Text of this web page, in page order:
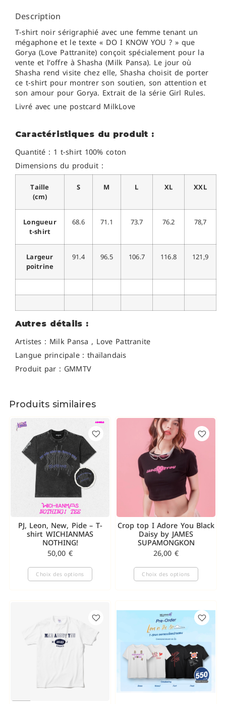
Description
T-shirt noir sérigraphié avec une femme tenant un
mégaphone et le texte « DO I KNOW YOU ? » que
Gorya (Love Pattranite) conçoit spécialement pour la
vente et l’offre à Shasha (Milk Pansa). Le jour où
Shasha rend visite chez elle, Shasha choisit de porter
ce t-shirt pour montrer son soutien, son attention et
son amour pour Gorya. Extrait de la série Girl Rules.
Livré avec une postcard MilkLove
Caractéristiques du produit :
Quantité : 1 t-shirt 100% coton
Dimensions du produit :
Taille
(cm)
S M L XL XXL
Longueur
t-shirt
68.6 71.1 73.7 76.2 78,7
Largeur
poitrine
91.4 96.5 106.7 116.8 121,9
Autres détails :
Artistes : Milk Pansa , Love Pattranite
Langue principale : thaïlandais
Produit par : GMMTV
Produits similaires
PJ, Leon, New, Pide – T-
shirt WICHIANMAS
NOTHING!
50,00 €
Choix des options
Crop top I Adore You Black
Daisy by JAMES
SUPAMONGKON
26,00 €
Choix des options